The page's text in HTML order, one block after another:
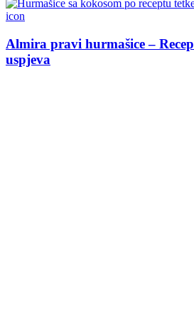
icon
Almira pravi hurmašice –
uspjeva